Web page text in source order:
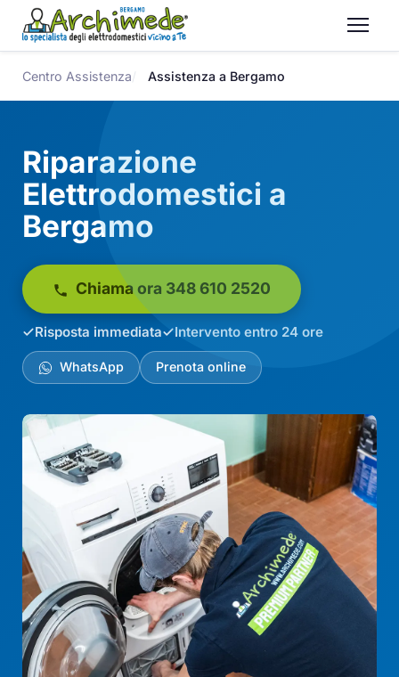
Centro Assistenza Assistenza a Bergamo
Riparazione
Elettrodomestici a
Bergamo
Chiama ora 348 610 2520
Risposta immediata Intervento entro 24 ore
WhatsApp Prenota online